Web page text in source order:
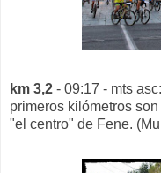
km 3,2 - 09:17 - mts
primeros kilómetros
"el centro" de Fene.